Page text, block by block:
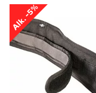
Alk. -5%